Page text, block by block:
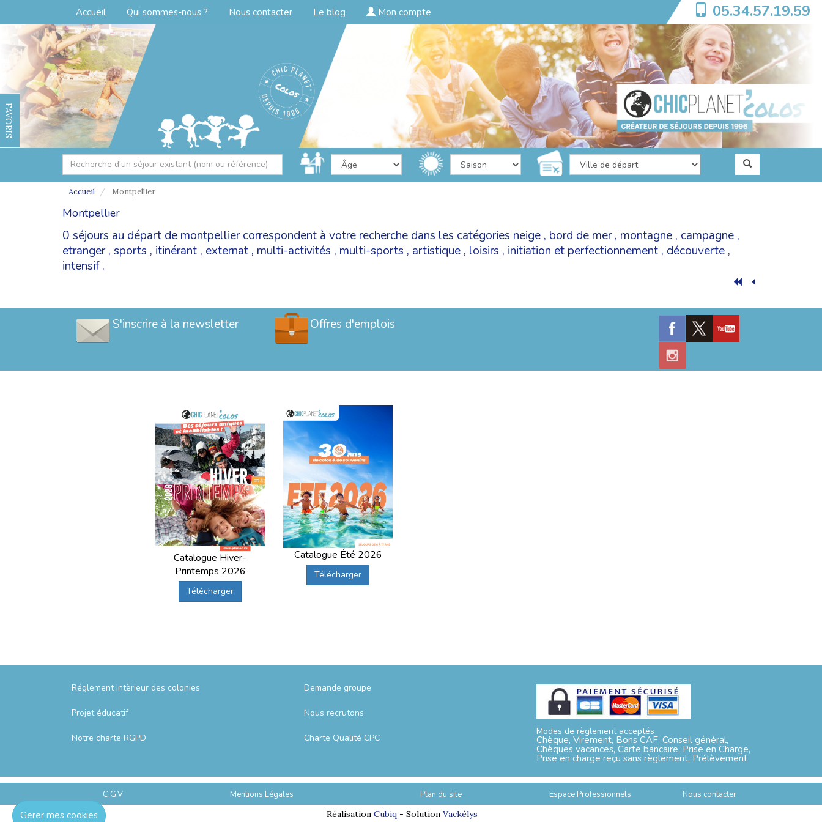
Accueil Qui sommes-nous ? Nous contacter Le blog Mon compte 05.34.57.19.59
FAVORIS
Accueil Montpellier
Montpellier
0 séjours au départ de montpellier correspondent à votre recherche dans les catégories neige , bord de mer, montagne , campagne ,
etranger, sports , itinérant , externat , multi-activités , multi-sports , artistique , loisirs , initiation et perfectionnement , découverte ,
intensif.
S'inscrire à la newsletter Offres d'emplois
Catalogue Hiver-
Printemps 2026
Télécharger
Catalogue Été 2026
Télécharger
Réglement intèrieur des colonies
Projet éducatif
Notre charte RGPD
Demande groupe
Nous recrutons
Charte Qualité CPC
Modes de règlement acceptés
Chèque, Virement, Bons CAF, Conseil général,
Chèques vacances, Carte bancaire, Prise en Charge,
Prise en charge reçu sans règlement, Prélèvement
C.G.V Mentions Légales Plan du site Espace Professionnels
Nous contacter
Réalisation Cubiq- Solution Vackélys
Gerer mes cookies